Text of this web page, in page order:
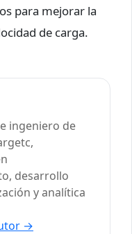
para mejorar la
de carga.
ingeniero de
desarrollo
y analítica
→